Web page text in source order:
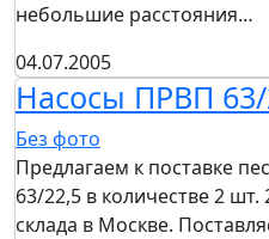
небольшие расстояния…
04.07.2005
Насосы ПРВП
Без фото
Предлагаем к поставке
63/22,5 в количестве 2 шт.
склада в Москве.